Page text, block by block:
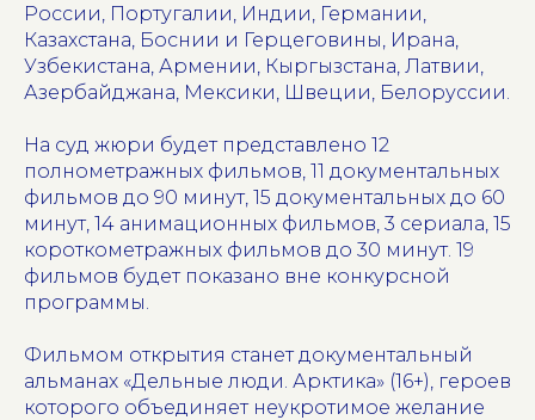
России, Португалии, Индии, Германии,
Казахстана, Боснии и Герцеговины, Ирана,
Узбекистана, Армении, Кыргызстана, Латвии,
Азербайджана, Мексики, Швеции, Белоруссии.
На суд жюри будет представлено 12
полнометражных фильмов, 11 документальных
фильмов до 90 минут, 15 документальных до 60
минут, 14 анимационных фильмов, 3 сериала, 15
короткометражных фильмов до 30 минут. 19
фильмов будет показано вне конкурсной
программы.
Фильмом открытия станет документальный
альманах «Дельные люди. Арктика» (16+), героев
которого объединяет неукротимое желание